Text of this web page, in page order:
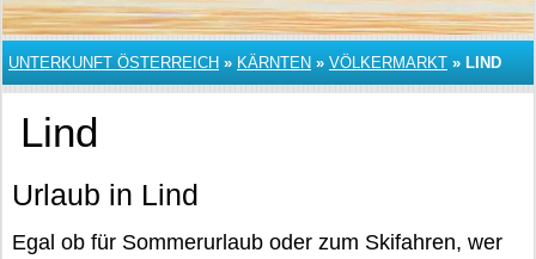
UNTERKUNFT ÖSTERREICH » KÄRNTEN » VÖLKERMARKT » LIND
Lind
Urlaub in Lind
Egal ob für Sommerurlaub oder zum Skifahren, wer